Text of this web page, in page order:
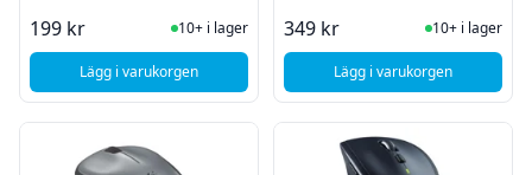
199 kr I Lager
10+ i lager
Lägg i varukorgen, Logitech M185 Wireless Mouse Red
349 kr I Lager
10+ i lager
Lägg i varukorgen
, Rapoo 7200M